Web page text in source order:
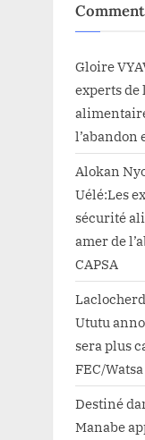
Gloire
experts de
l’abandon
Alokan
Uélé:Les
sécurité
amer de
CAPSA
Ututu
sera plus
FEC/
Destiné
Manabe